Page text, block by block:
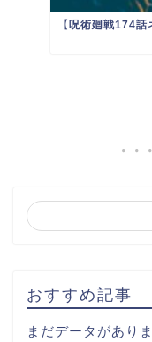
【呪術廻戦174
おすすめ記事
まだデータがありま